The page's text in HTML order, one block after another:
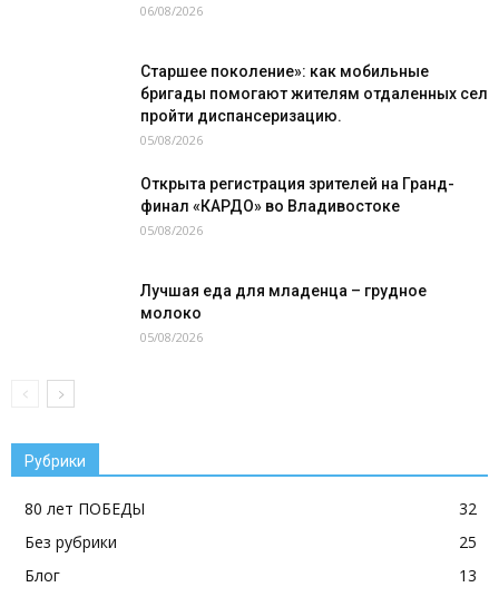
06/08/2026
Старшее поколение»: как мобильные
бригады помогают жителям отдаленных сел
пройти диспансеризацию.
05/08/2026
Открыта регистрация зрителей на Гранд-
финал «КАРДО» во Владивостоке
05/08/2026
Лучшая еда для младенца – грудное
молоко
05/08/2026
Рубрики
80 лет ПОБЕДЫ
32
Без рубрики
25
Блог
13